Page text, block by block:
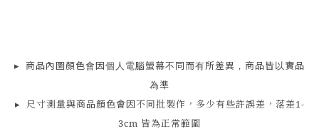
▸ 商品內圖顏色會因個人電腦螢幕不同而有所差異，商品皆以實品
為準
▸ 尺寸測量與商品顏色會因不同批製作，多少有些許誤差，落差1-
3cm 皆為正常範圍